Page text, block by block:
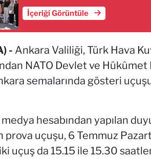
İçeriği Görüntüle
- Ankara Valiliği, Türk Hava
NATO Devlet ve
semalarında gösteri
hesabından yapılan
prova uçuşu, 6 Temmuz
uçuş da 15.15 ile 15.30